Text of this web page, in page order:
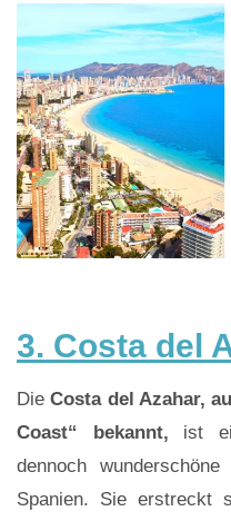
3. Costa del
DieCosta del Azahar,
Coast“ bekannt, ist
dennoch
Spanien. Sie erstreckt